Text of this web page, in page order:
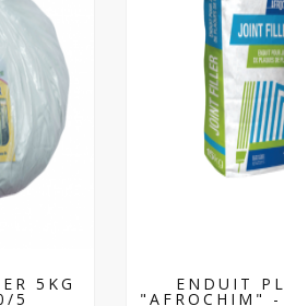
5KG
5
ENDUIT
"AFROCHIM"